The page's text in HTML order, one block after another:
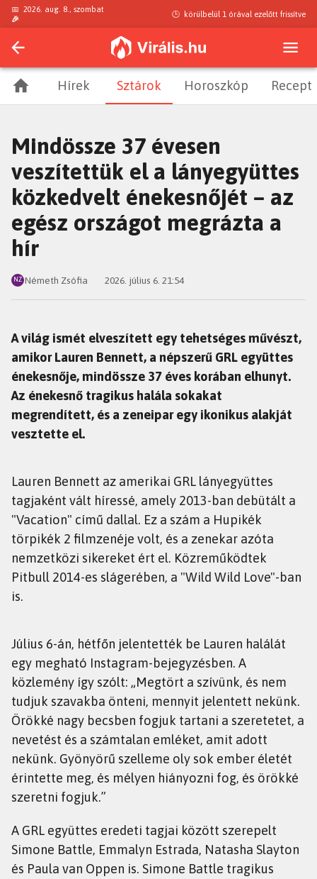
📅 2026. aug. 8., szombat
🎉
🕒 körülbelül 1 órával ezelőtt frissítve
Hírek Sztárok Horoszkóp Recept
Mindössze 37 évesen
veszítettük el a lányegyüttes
közkedvelt énekesnőjét – az
egész országot megrázta a
hír
NZ Németh Zsófia 2026. július 6. 21:54
A világ ismét elveszített egy tehetséges művészt,
amikor Lauren Bennett, a népszerű GRL együttes
énekesnője, mindössze 37 éves korában elhunyt.
Az énekesnő tragikus halála sokakat
megrendített, és a zeneipar egy ikonikus alakját
vesztette el.
Lauren Bennett az amerikai GRL lányegyüttes
tagjaként vált híressé, amely 2013-ban debütált a
"Vacation" című dallal. Ez a szám a Hupikék
törpikék 2 filmzenéje volt, és a zenekar azóta
nemzetközi sikereket ért el. Közreműködtek
Pitbull 2014-es slágerében, a "Wild Wild Love"-ban
is.
Július 6-án, hétfőn jelentették be Lauren halálát
egy megható Instagram-bejegyzésben. A
közlemény így szólt: „Megtört a szívünk, és nem
tudjuk szavakba önteni, mennyit jelentett nekünk.
Örökké nagy becsben fogjuk tartani a szeretetet, a
nevetést és a számtalan emléket, amit adott
nekünk. Gyönyörű szelleme oly sok ember életét
érintette meg, és mélyen hiányozni fog, és örökké
szeretni fogjuk.”
A GRL együttes eredeti tagjai között szerepelt
Simone Battle, Emmalyn Estrada, Natasha Slayton
és Paula van Oppen is. Simone Battle tragikus